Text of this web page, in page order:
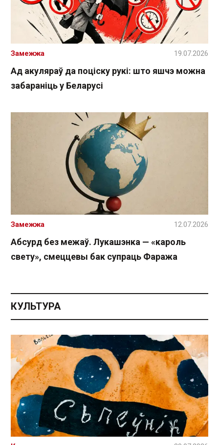
Ад акуляраў да поціску рукі: што яшчэ можна
забараніць у Беларусі
Замежжа 19.07.2026
Абсурд без межаў. Лукашэнка — «кароль
свету», смеццевы бак супраць Фаража
Замежжа 12.07.2026
КУЛЬТУРА